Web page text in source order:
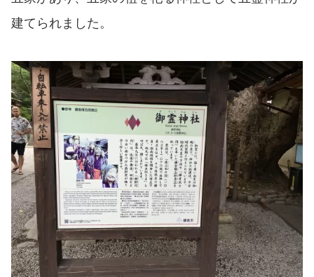
建てられました。